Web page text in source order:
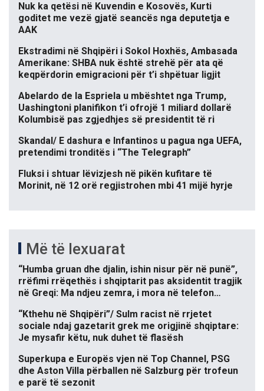
Nuk ka qetësi në Kuvendin e Kosovës, Kurti
goditet me vezë gjatë seancës nga deputetja e
AAK
Ekstradimi në Shqipëri i Sokol Hoxhës, Ambasada
Amerikane: SHBA nuk është strehë për ata që
keqpërdorin emigracioni për t’i shpëtuar ligjit
Abelardo de la Espriela u mbështet nga Trump,
Uashingtoni planifikon t’i ofrojë 1 miliard dollarë
Kolumbisë pas zgjedhjes së presidentit të ri
Skandal/ E dashura e Infantinos u pagua nga UEFA,
pretendimi tronditës i “The Telegraph”
Fluksi i shtuar lëvizjesh në pikën kufitare të
Morinit, në 12 orë regjistrohen mbi 41 mijë hyrje
Më të lexuarat
“Humba gruan dhe djalin, ishin nisur për në punë”,
rrëfimi rrëqethës i shqiptarit pas aksidentit tragjik
në Greqi: Ma ndjeu zemra, i mora në telefon…
“Kthehu në Shqipëri”/ Sulm racist në rrjetet
sociale ndaj gazetarit grek me origjinë shqiptare:
Je mysafir këtu, nuk duhet të flasësh
Superkupa e Europës vjen në Top Channel, PSG
dhe Aston Villa përballen në Salzburg për trofeun
e parë të sezonit